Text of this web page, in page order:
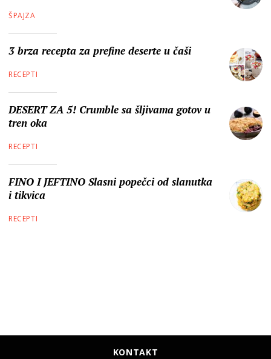
ŠPAJZA
3 brza recepta za prefine deserte u čaši
RECEPTI
DESERT ZA 5! Crumble sa šljivama gotov u
tren oka
RECEPTI
FINO I JEFTINO Slasni popečci od slanutka
i tikvica
RECEPTI
KONTAKT